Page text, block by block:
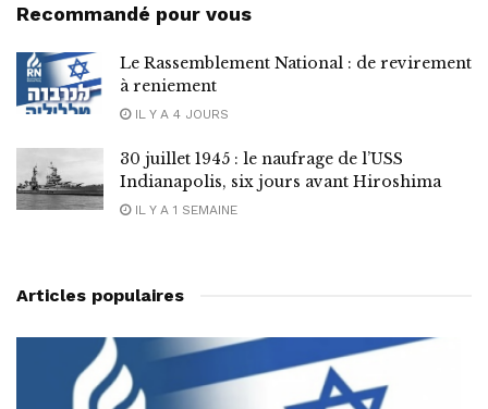
Recommandé pour vous
Le Rassemblement National : de revirement
à reniement
IL Y A 4 JOURS
30 juillet 1945 : le naufrage de l’USS
Indianapolis, six jours avant Hiroshima
IL Y A 1 SEMAINE
Articles populaires